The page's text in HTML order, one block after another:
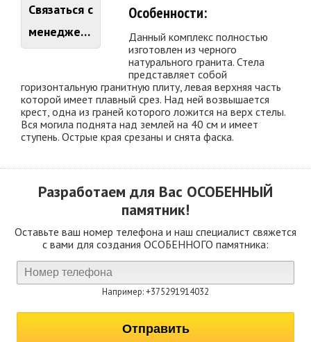
Связаться с
менеджером
Особенности:
Данный комплекс полностью
изготовлен из черного
натурального гранита. Стела
представляет собой
горизонтальную гранитную плиту, левая верхняя часть
которой имеет плавный срез. Над ней возвышается
крест, одна из граней которого ложится на верх стелы.
Вся могила поднята над землей на 40 см и имеет
ступень. Острые края срезаны и снята фаска.
Разработаем для Вас ОСОБЕННЫЙ
памятник!
Оставьте ваш номер телефона и наш специалист свяжется
с вами для создания ОСОБЕННОГО памятника:
Например: +375291914032